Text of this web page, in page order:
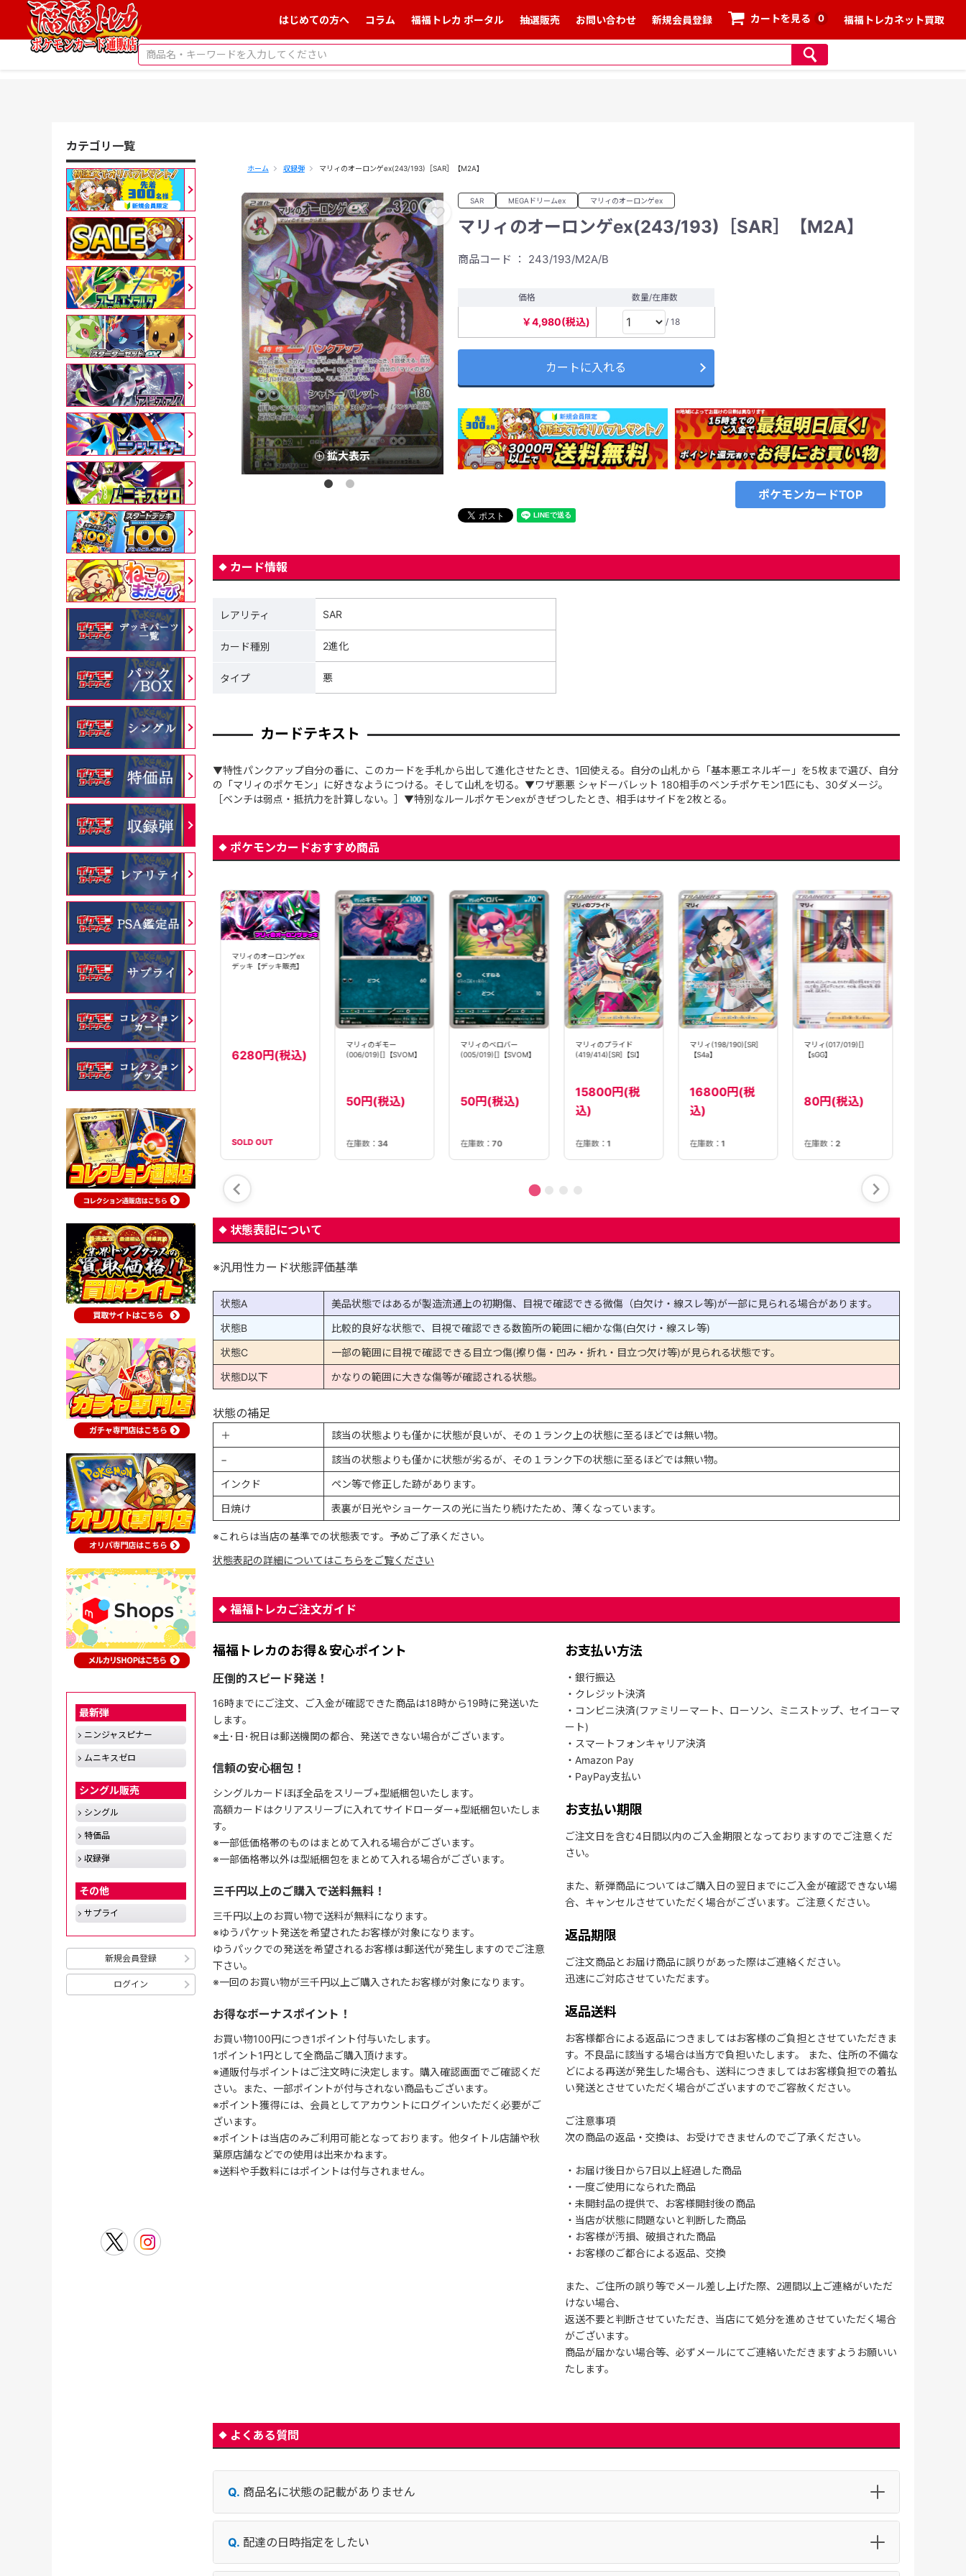
はじめての方へ コラム 福福トレカ ポータル 抽選販売 お問い合わせ 新規会員登録 カートを見る 0 福福トレカネット買取
ホーム 収録弾 マリィのオーロンゲex(243/193)［SAR］【M2A】
拡大表示
拡大表示
拡大表示
拡大表示
SAR MEGAドリームex マリィのオーロンゲex
マリィのオーロンゲex(243/193)［SAR］【M2A】
商品コード ： 243/193/M2A/B
価格 数量/在庫数
￥4,980(税込) / 18
カートに入れる
ポケモンカードTOP
カード情報
レアリティ SAR
カード種別 2進化
タイプ 悪
カードテキスト
▼特性パンクアップ自分の番に、このカードを手札から出して進化させたとき、1回使える。自分の山札から「基本悪エネルギー」を5枚まで選び、自分
の「マリィのポケモン」に好きなようにつける。そして山札を切る。▼ワザ悪悪 シャドーバレット 180相手のベンチポケモン1匹にも、30ダメージ。
［ベンチは弱点・抵抗力を計算しない。］▼特別なルールポケモンexがきぜつしたとき、相手はサイドを2枚とる。
ポケモンカードおすすめ商品
【状態B】マリィのオー
【状態B】マリィのオー
ロンゲex(243/193)
［SAR］【M2A】
SOLD OUT
マリィのオーロンゲex
デッキ【デッキ販売】
6280円(税込)
SOLD OUT
マリィのギモー
(006/019)[]【SVOM】
50円(税込)
在庫数： 34
マリィのベロバー
(005/019)[]【SVOM】
50円(税込)
在庫数：70
マリィのプライド
(419/414)[SR]【SI】
15800円(税
込)
在庫数： 1
マリィ(198/190)[SR]
【S4a】
16800円(税
込)
在庫数：1
マリィ(017/019)[]
【sGG】
80円(税込)
在庫数：2
状態表記について
※汎用性カード状態評価基準
状態A
美品状態ではあるが製造流通上の初期傷、目視で確認できる微傷（白欠け・線スレ等)が一部に見られる場合があります。
状態B
比較的良好な状態で、目視で確認できる数箇所の範囲に細かな傷(白欠け・線スレ等)
状態C
一部の範囲に目視で確認できる目立つ傷(擦り傷・凹み・折れ・目立つ欠け等)が見られる状態です。
状態D以下
かなりの範囲に大きな傷等が確認される状態。
状態の補足
＋
該当の状態よりも僅かに状態が良いが、その１ランク上の状態に至るほどでは無い物。
−
該当の状態よりも僅かに状態が劣るが、その１ランク下の状態に至るほどでは無い物。
インクド
ペン等で修正した跡があります。
日焼け
表裏が日光やショーケースの光に当たり続けたため、薄くなっています。
※これらは当店の基準での状態表です。予めご了承ください。
状態表記の詳細についてはこちらをご覧ください
福福トレカご注文ガイド
福福トレカのお得＆安心ポイント
圧倒的スピード発送！
16時までにご注文、ご入金が確認できた商品は18時から19時に発送いた
します。
※土･日･祝日は郵送機関の都合、発送できない場合がございます。
信頼の安心梱包！
シングルカードほぼ全品をスリーブ+型紙梱包いたします。
高額カードはクリアスリーブに入れてサイドローダー+型紙梱包いたしま
す。
※一部低価格帯のものはまとめて入れる場合がございます。
※一部価格帯以外は型紙梱包をまとめて入れる場合がございます。
三千円以上のご購入で送料無料！
三千円以上のお買い物で送料が無料になります。
※ゆうパケット発送を希望されたお客様が対象になります。
ゆうパックでの発送を希望されるお客様は郵送代が発生しますのでご注意
下さい。
※一回のお買い物が三千円以上ご購入されたお客様が対象になります。
お得なボーナスポイント！
お買い物100円につき1ポイント付与いたします。
1ポイント1円として全商品ご購入頂けます。
※通販付与ポイントはご注文時に決定します。購入確認画面でご確認くだ
さい。また、一部ポイントが付与されない商品もございます。
※ポイント獲得には、会員としてアカウントにログインいただく必要がご
ざいます。
※ポイントは当店のみご利用可能となっております。他タイトル店舗や秋
葉原店舗などでの使用は出来かねます。
※送料や手数料にはポイントは付与されません。
お支払い方法
・銀行振込
・クレジット決済
・コンビニ決済(ファミリーマート、ローソン、ミニストップ、セイコーマ
ート)
・スマートフォンキャリア決済
・Amazon Pay
・PayPay支払い
お支払い期限
ご注文日を含む4日間以内のご入金期限となっておりますのでご注意くだ
さい。
また、新弾商品についてはご購入日の翌日までにご入金が確認できない場
合、キャンセルさせていただく場合がございます。ご注意ください。
返品期限
ご注文商品とお届け商品に誤りがあった際はご連絡ください。
迅速にご対応させていただます。
返品送料
お客様都合による返品につきましてはお客様のご負担とさせていただきま
す。不良品に該当する場合は当方で負担いたします。 また、住所の不備な
どによる再送が発生した場合も、送料につきましてはお客様負担での着払
い発送とさせていただく場合がございますのでご容赦ください。
ご注意事項
次の商品の返品・交換は、お受けできませんのでご了承ください。
・お届け後日から7日以上経過した商品
・一度ご使用になられた商品
・未開封品の提供で、お客様開封後の商品
・当店が状態に問題ないと判断した商品
・お客様が汚損、破損された商品
・お客様のご都合による返品、交換
また、ご住所の誤り等でメール差し上げた際、2週間以上ご連絡がいただ
けない場合、
返送不要と判断させていただき、当店にて処分を進めさせていただく場合
がございます。
商品が届かない場合等、必ずメールにてご連絡いただきますようお願いい
たします。
よくある質問
商品名に状態の記載がありません
配達の日時指定をしたい
カテゴリ一覧
最新弾
ニンジャスピナー
ムニキスゼロ
シングル販売
シングル
特価品
収録弾
その他
サプライ
新規会員登録
ログイン